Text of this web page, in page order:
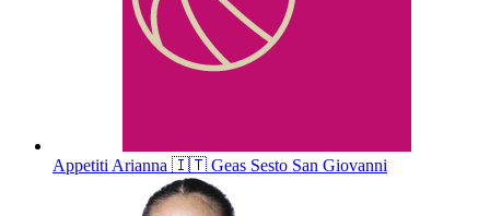
AppetitiArianna 🇮🇹 Geas Sesto San Giovanni